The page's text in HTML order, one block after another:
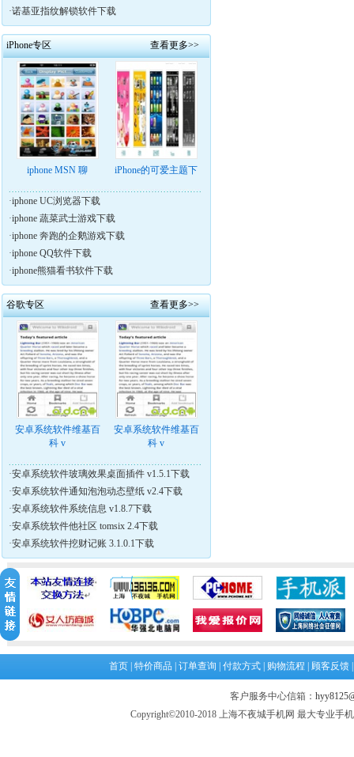
·诺基亚指纹解锁软件下载
iPhone专区 查看更多>>
iphone MSN 聊 iPhone的可爱主题下
·iphone UC浏览器下载
·iphone 蔬菜武士游戏下载
·iphone 奔跑的企鹅游戏下载
·iphone QQ软件下载
·iphone熊猫看书软件下载
谷歌专区 查看更多>>
安卓系统软件维基百
科 v
安卓系统软件维基百
科 v
·安卓系统软件玻璃效果桌面插件 v1.5.1下载
·安卓系统软件通知泡泡动态壁纸 v2.4下载
·安卓系统软件系统信息 v1.8.7下载
·安卓系统软件他社区 tomsix 2.4下载
·安卓系统软件挖财记账 3.1.0.1下载
首页 特价商品 订单查询 付款方式 购物流程 顾客反馈
客户服务中心信箱：
Copyright©2010-2018 上海不夜城手机网 最大专业手